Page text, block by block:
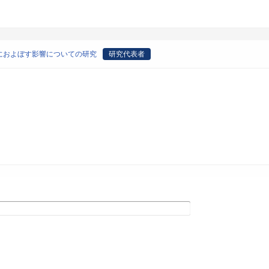
よぼす影響についての研究 研究代表者